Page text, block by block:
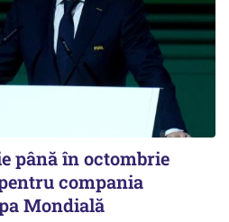
până în octombrie
compania
Mondială